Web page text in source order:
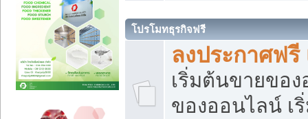
โปรโมทธุรกิจฟรี
ลงประกาศฟรี
เริ่มต้นขายขอ
ของออนไลน์ เ